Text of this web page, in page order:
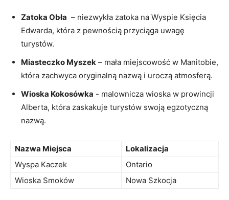
Zatoka Obła ​ – niezwykła zatoka ​na ‌Wyspie​ Księcia ​
Edwarda, ​która z pewnością przyciąga uwagę
turystów.
Miasteczko Myszek – ‌mała⁢ miejscowość⁢ w Manitobie,
która zachwyca oryginalną nazwą i uroczą‍ atmosferą.
Wioska Kokosówka ​-‌ malownicza wioska w prowincji‍
Alberta, która​ zaskakuje ‍turystów‍ swoją‌ egzotyczną
nazwą.
Nazwa ‌Miejsca
Lokalizacja
Wyspa Kaczek
Ontario
Wioska Smoków
Nowa Szkocja